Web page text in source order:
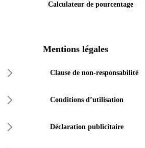
Calculateur de pourcentage
Mentions légales
Clause de non-responsabilité
Conditions d’utilisation
Déclaration publicitaire